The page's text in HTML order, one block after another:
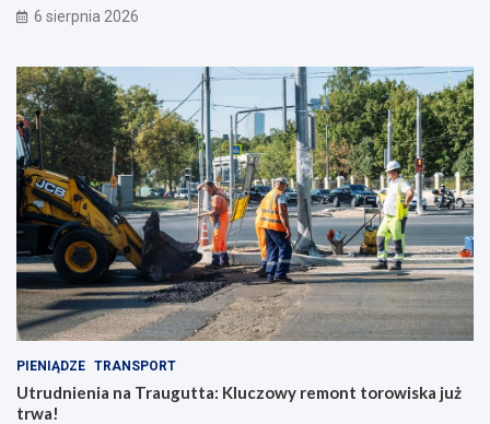
6 sierpnia 2026
PIENIĄDZE TRANSPORT
Utrudnienia na Traugutta: Kluczowy remont torowiska już
trwa!